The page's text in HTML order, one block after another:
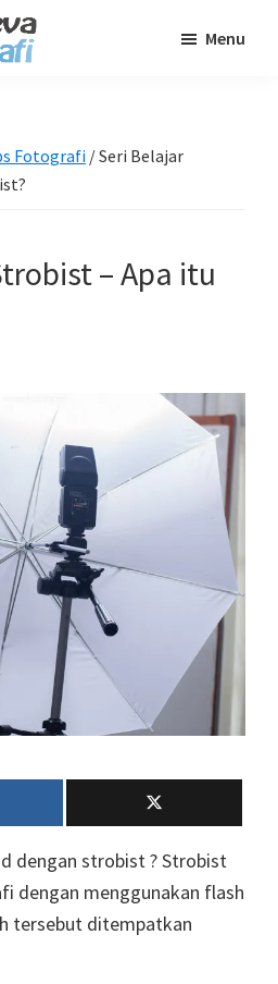
Menu
Fotografi/Seri Belajar
– Apa itu
dengan strobist ? Strobist
dengan menggunakan flash
tersebut ditempatkan